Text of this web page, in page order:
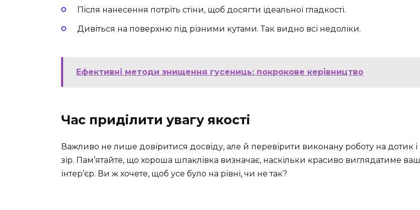
Після нанесення потріть стіни, щоб досягти ідеальної гладкості.
Дивіться на поверхню під різними кутами. Так видно всі недоліки.
Ефективні методи знищення гусениць: покрокове керівництво
Час приділити увагу якості
Важливо не лише довіритися досвіду, але й перевірити виконану роботу на дотик і
зір. Пам’ятайте, що хороша шпаклівка визначає, наскільки красиво виглядатиме ваш
інтер’єр. Ви ж хочете, щоб усе було на рівні, чи не так?